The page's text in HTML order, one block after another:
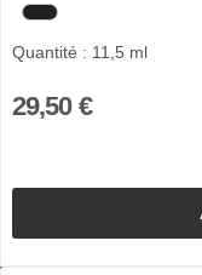
Quantité : 11,5 ml
29,50 €